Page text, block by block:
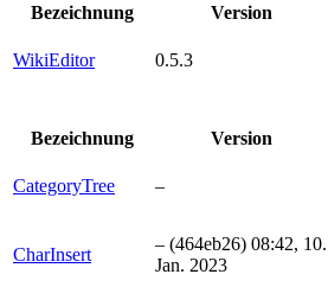
Bezeichnung
Version
WikiEditor 0.5.3
Bezeichnung
Version
CategoryTree –
CharInsert
– (464eb26) 08:42, 10.
Jan. 2023